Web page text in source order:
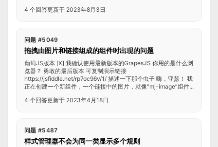
4 个回答更新于 2023年8月3日
问题 #5049
拖拽由图片和链接组成的组件时出现的问题
葡萄JS版本 [X] 我确认使用最新版本的GrapesJS 你用的是什么浏
览器？ 勇敢的最后版本 可复制演示链接
https://jsfiddle.net/rp7oc96v/1/ 描述一下那个虫子 嗨，亚瑟！ 我
正在创建一个新组件，一个链接中的图片，就像“mj-image”组件...
4 个回答更新于 2023年4月18日
问题 #5487
样式管理器不会为同一类显示多个规则